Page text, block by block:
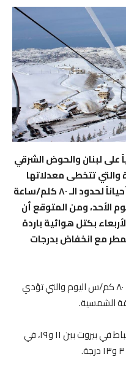
لبنان والحوض الشرقي
والتي تتخطى معدلاتها
الموسمية مع رياح ناشطة تشتدّ أحياناً لحدود الـ ٨٠ كلم/ساعة
الأحد، ومن المتوقع أن
بكتل هوائية باردة
مع انخفاض بدرجات
تحذير من سرعة الرياح التي تصل لحدود ٨٠ كم/س اليوم والتي تؤدي
الشمسية.
ملاحظة: معدل درجات الحرارة لشهر شباط في بيروت بين ١١ و١٩، في